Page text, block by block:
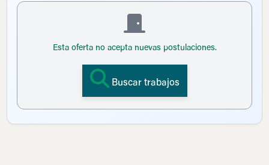
Esta oferta no acepta nuevas postulaciones.
Buscar trabajos